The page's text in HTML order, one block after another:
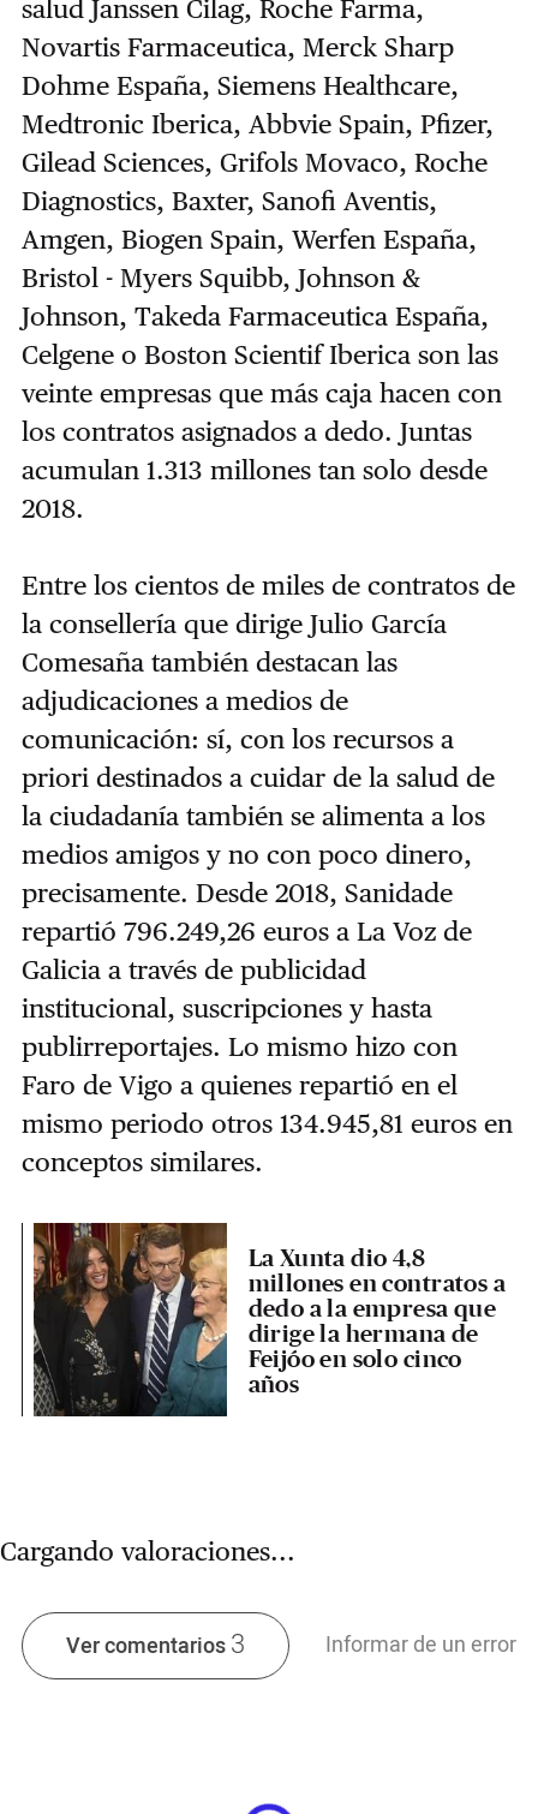
salud Janssen Cilag, Roche Farma,
Novartis Farmaceutica, Merck Sharp
Dohme España, Siemens Healthcare,
Medtronic Iberica, Abbvie Spain, Pfizer,
Gilead Sciences, Grifols Movaco, Roche
Diagnostics, Baxter, Sanofi Aventis,
Amgen, Biogen Spain, Werfen España,
Bristol - Myers Squibb, Johnson &
Johnson, Takeda Farmaceutica España,
Celgene o Boston Scientif Iberica son las
veinte empresas que más caja hacen con
los contratos asignados a dedo. Juntas
acumulan 1.313 millones tan solo desde
2018.
Entre los cientos de miles de contratos de
la consellería que dirige Julio García
Comesaña también destacan las
adjudicaciones a medios de
comunicación: sí, con los recursos a
priori destinados a cuidar de la salud de
la ciudadanía también se alimenta a los
medios amigos y no con poco dinero,
precisamente. Desde 2018, Sanidade
repartió 796.249,26 euros a La Voz de
Galicia a través de publicidad
institucional, suscripciones y hasta
publirreportajes. Lo mismo hizo con
Faro de Vigo a quienes repartió en el
mismo periodo otros 134.945,81 euros en
conceptos similares.
La Xunta dio 4,8
millones en contratos a
dedo a la empresa que
dirige la hermana de
Feijóo en solo cinco
años
Cargando valoraciones...
Ver comentarios3 Informar de un error